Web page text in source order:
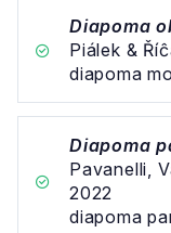
Diapoma
Piálek &
diapoma
Diapoma
Pavanelli,
2022
diapoma